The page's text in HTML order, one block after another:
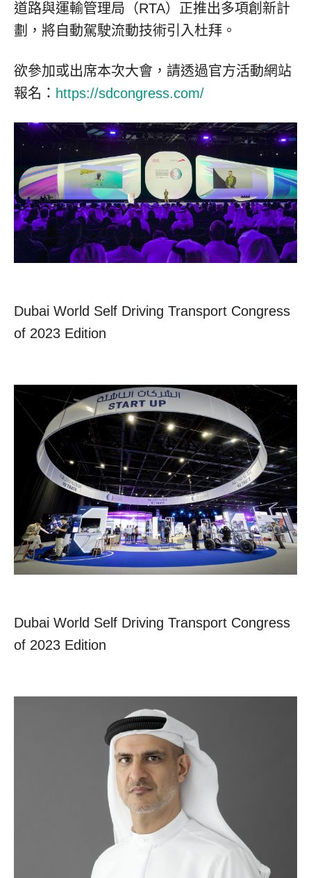
道路與運輸管理局（RTA）正推出多項創新計
劃，將自動駕駛流動技術引入杜拜。
欲參加或出席本次大會，請透過官方活動網站
報名： https://sdcongress.com/
Dubai World Self Driving Transport Congress
of 2023 Edition
Dubai World Self Driving Transport Congress
of 2023 Edition